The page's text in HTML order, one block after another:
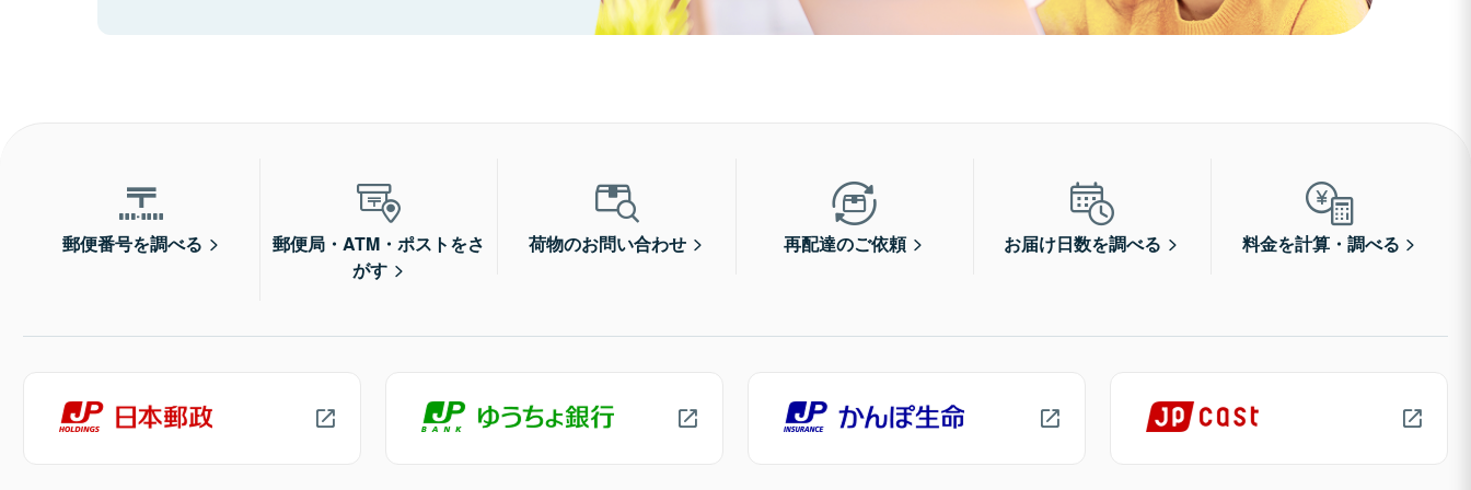
郵便番号を調べる
郵便局・ATM・ポストをさ
がす
荷物のお問い合わせ 再配達のご依頼 お届け日数を調べる 料金を計算・調べる